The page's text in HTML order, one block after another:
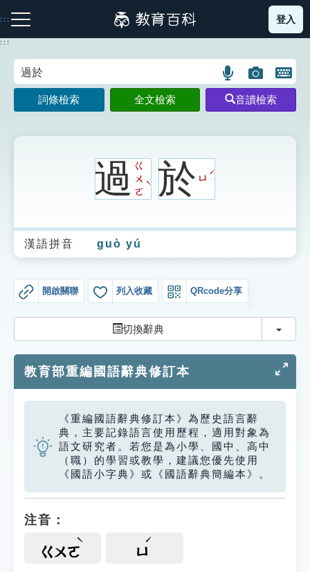
到
主
:::
注音索引圖示 筆畫索引圖示 部首索引表圖示
生字詞彙表
成語故事
索引選單
單字索引
生命大百科索引
遊戲專區
教學應用
貓頭鷹博士
登入
:::
語
言
搜
圖
片
搜
開
鍵
圖
詞條檢索 全文檢索 音讀檢索
過ㄍ
ㄨ
ㄛ
ˋ 於ㄩ
ˊ
漢語拼音 guò yú
開啟關聯 列入收藏 QRcode分享
切換辭典 切換
教育部重編國語辭典修訂本
《重編國語辭典修訂本》為歷史語言辭
典，主要記錄語言使用歷程，適用對象為
語文研究者。若您是為小學、國中、高中
（職）的學習或教學，建議您優先使用
《國語小字典》或《國語辭典簡編本》。
注音：
ㄍㄨㄛ ㄩ